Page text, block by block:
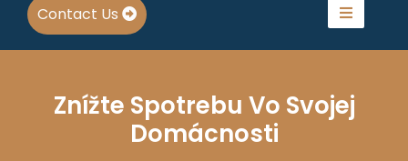
Contact Us
Znížte Spotrebu Vo Svojej
Domácnosti